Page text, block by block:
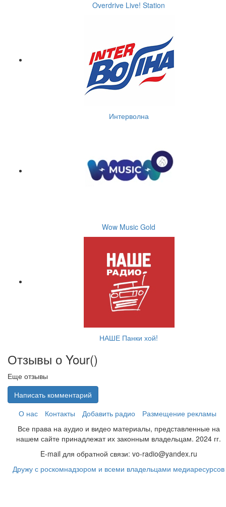
Overdrive Live! Station
Интерволна
Wow Music Gold
НАШЕ Панки хой!
Отзывы о Your()
Еще отзывы
Написать комментарий
О нас
Контакты Добавить радио
Размещение рекламы
Все права на аудио и видео материалы, представленные на
нашем сайте принадлежат их законным владельцам. 2024 гг.
E-mail для обратной связи: vo-radio@yandex.ru
Дружу с роскомнадзором и всеми владельцами медиаресурсов